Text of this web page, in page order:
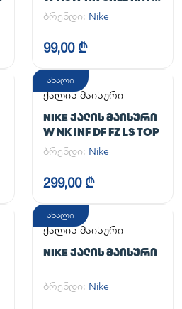
MD CRP
ბრენდი: Nike
99,00 ₾
ახალი
ქალის მაისური
NIKE ᲥᲐᲚᲘᲡ ᲛᲐᲘᲡᲣᲠᲘ
W NK INF DF FZ LS TOP
ბრენდი: Nike
299,00 ₾
ახალი
ქალის მაისური
NIKE ᲥᲐᲚᲘᲡ ᲛᲐᲘᲡᲣᲠᲘ
ბრენდი: Nike